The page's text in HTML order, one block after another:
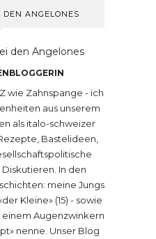
ANGELONES
wie Zahnspange - ich
aus unserem
als italo-schweizer
Bastelideen,
In den
meine Jungs
Kleine» (15) - sowie
Augenzwinkern
nenne. Unser Blog